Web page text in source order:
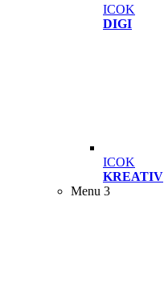
ICOK
DIGI
ICOK
KREATIV
Menu 3